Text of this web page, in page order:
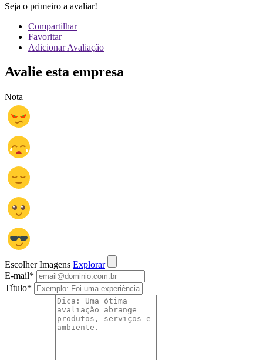
Seja o primeiro a avaliar!
Compartilhar
Favoritar
Adicionar Avaliação
Avalie esta empresa
Nota
Escolher Imagens Explorar
E-mail*
Título*